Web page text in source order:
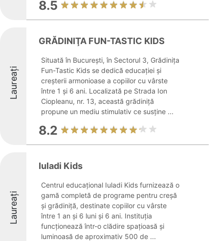
8.5
Laureați
GRĂDINIŢA FUN-TASTIC KIDS
Situată în București, în Sectorul 3, Grădinița
Fun-Tastic Kids se dedică educației și
creșterii armonioase a copiilor cu vârste
între 1 și 6 ani. Localizată pe Strada Ion
Ciopleanu, nr. 13, această grădiniță
propune un mediu stimulativ ce susține ...
8.2
Laureați
Iuladi Kids
Centrul educațional Iuladi Kids furnizează o
gamă completă de programe pentru creșă
și grădiniță, destinate copiilor cu vârste
între 1 an și 6 luni și 6 ani. Instituția
funcționează într-o clădire spațioasă și
luminoasă de aproximativ 500 de ...